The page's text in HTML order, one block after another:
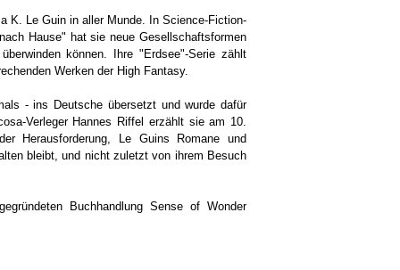
K. Le Guin in aller Munde. In Science-Fiction-
Hause" hat sie neue Gesellschaftsformen
können. Ihre "Erdsee"-Serie zählt
Werken der High Fantasy.
- ins Deutsche übersetzt und wurde dafür
Verleger Hannes Riffel erzählt sie am 10.
Herausforderung, Le Guins Romane und
bleibt, und nicht zuletzt von ihrem Besuch
Buchhandlung Sense of Wonder